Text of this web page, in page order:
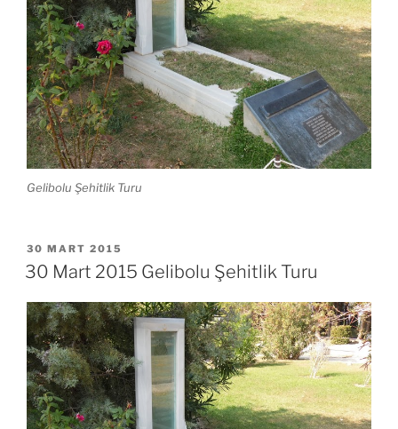
Gelibolu Şehitlik Turu
YAYIM
TARIHI
30 MART 2015
30 Mart 2015 Gelibolu Şehitlik Turu